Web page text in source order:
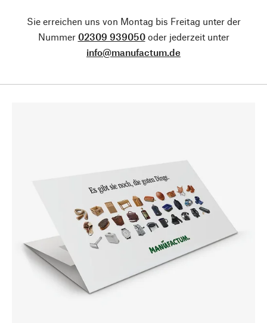
Sie erreichen uns von Montag bis Freitag unter der
Nummer 02309 939050oder jederzeit unter
info@manufactum.de